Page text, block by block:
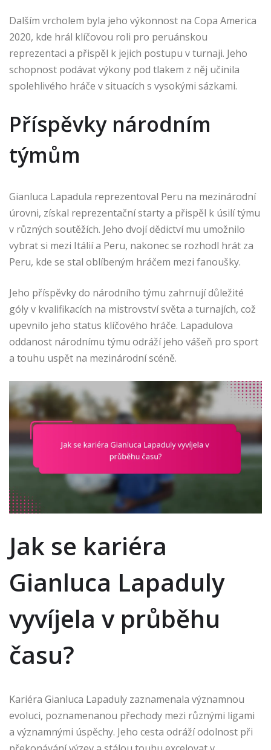
Dalším vrcholem byla jeho výkonnost na Copa America
2020, kde hrál klíčovou roli pro peruánskou
reprezentaci a přispěl k jejich postupu v turnaji. Jeho
schopnost podávat výkony pod tlakem z něj učinila
spolehlivého hráče v situacích s vysokými sázkami.
Příspěvky národním
týmům
Gianluca Lapadula reprezentoval Peru na mezinárodní
úrovni, získal reprezentační starty a přispěl k úsilí týmu
v různých soutěžích. Jeho dvojí dědictví mu umožnilo
vybrat si mezi Itálií a Peru, nakonec se rozhodl hrát za
Peru, kde se stal oblíbeným hráčem mezi fanoušky.
Jeho příspěvky do národního týmu zahrnují důležité
góly v kvalifikacích na mistrovství světa a turnajích, což
upevnilo jeho status klíčového hráče. Lapadulova
oddanost národnímu týmu odráží jeho vášeň pro sport
a touhu uspět na mezinárodní scéně.
Jak se kariéra
Gianluca Lapaduly
vyvíjela v průběhu
času?
Kariéra Gianluca Lapaduly zaznamenala významnou
evoluci, poznamenanou přechody mezi různými ligami
a významnými úspěchy. Jeho cesta odráží odolnost při